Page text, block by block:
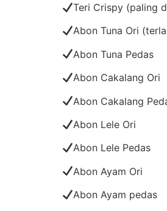
Teri Crispy (paling
Abon Tuna Ori
Abon Tuna Pedas
Abon Cakalang Ori
Abon Cakalang
Abon Lele Ori
Abon Lele Pedas
Abon Ayam Ori
Abon Ayam pedas